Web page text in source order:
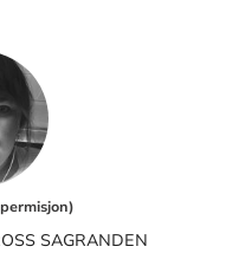
SAGRANDEN